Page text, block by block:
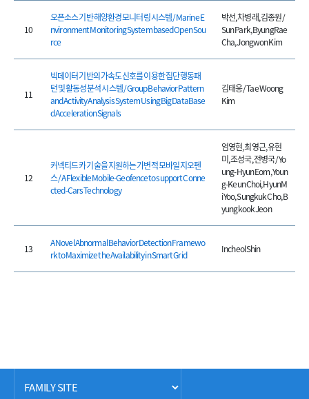
10
오픈소스 기반 해양환경 모니터링 시스템 / Marine E
nvironment Monitoring System based Open Sou
rce
박선, 차병래, 김종원 /
Sun Park, ByungRae
Cha, Jongwon Kim
11
빅데이터 기반의 가속도 신호를 이용한 집단 행동패
턴 및 활동성 분석 시스템 / Group Behavior Pattern
and Activity Analysis System Using Big DataBase
d Acceleration Signals
김태웅 / Tae Woong
Kim
12
커넥티드 카 기술을 지원하는 가변적 모바일 지오펜
스 / A Flexible Mobile-Geofence to support Conne
cted-Cars Technology
엄영현, 최영근, 유현
미, 조성국, 전병국 / Yo
ung-Hyun Eom, Youn
g-Keun Choi, HyunM
i Yoo, Sungkuk Cho, B
yungkook Jeon
13
A Novel Abnormal Behavior Detection Framewo
rk to Maximize the Availability in Smart Grid
Incheol Shin